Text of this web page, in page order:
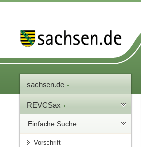
sachsen.de
REVOSax
Einfache Suche
Vorschrift